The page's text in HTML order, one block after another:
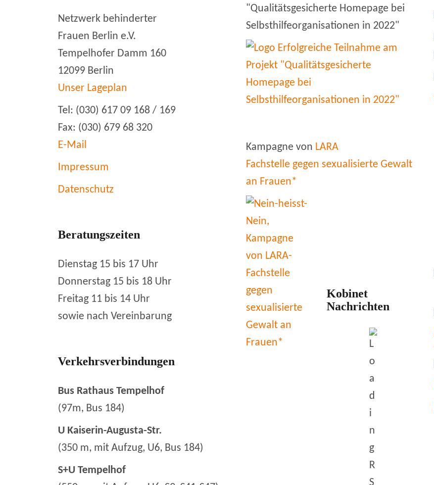
Netzwerk behinderter
Frauen Berlin e.V.
Tempelhofer Damm 160
12099 Berlin
Unser Lageplan
Tel: (030) 617 09 168 / 169
Fax: (030) 679 68 320
E-Mail
Impressum
Datenschutz
Beratungszeiten
Dienstag 15 bis 17 Uhr
Donnerstag 15 bis 18 Uhr
Freitag 11 bis 14 Uhr
sowie nach Vereinbarung
Verkehrsverbindungen
Bus Rathaus Tempelhof
(97m, Bus 184)
U Kaiserin-Augusta-Str.
(350 m, mit Aufzug, U6, Bus 184)
S+U Tempelhof
"Qualitätsgesicherte Homepage bei
Selbsthilfeorganisationen in 2022"
Kampagne von LARA
Fachstelle gegen sexualisierte Gewalt
an Frauen*
Kobinet
Nachrichten